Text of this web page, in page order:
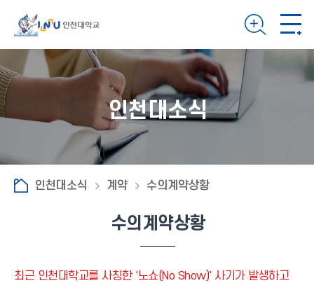
인천대소식
인천대소식 계약 수의계약상황
수의계약상황
최근 인천대학교를 사칭한 '노쇼(No Show)' 사기가 발생하고